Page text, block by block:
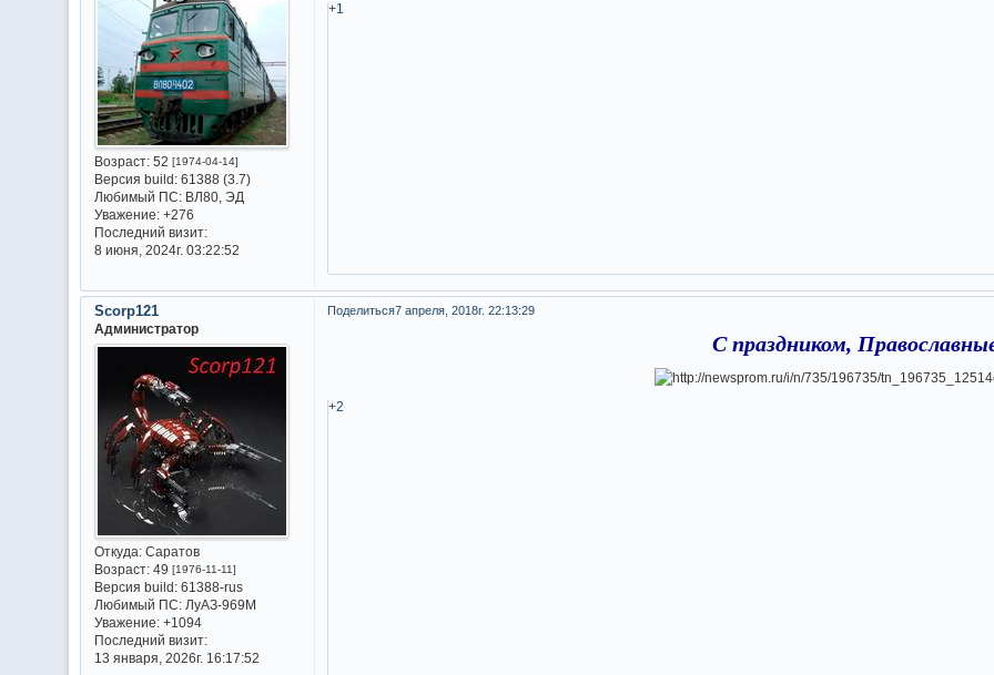
Возраст:52 [1974-04-14]
Версия build:61388 (3.7)
Любимый ПС:ВЛ80, ЭД
Уважение: +276
Последний визит:
8 июня, 2024г. 03:22:52
+1
Поделиться7 апреля, 2018г. 22:13:29
Scorp121
Администратор
Откуда:Саратов
Возраст:49 [1976-11-11]
Версия build:61388-rus
Любимый ПС:ЛуАЗ-969М
Уважение: +1094
Последний визит:
13 января, 2026г. 16:17:52
С праздником,
+2